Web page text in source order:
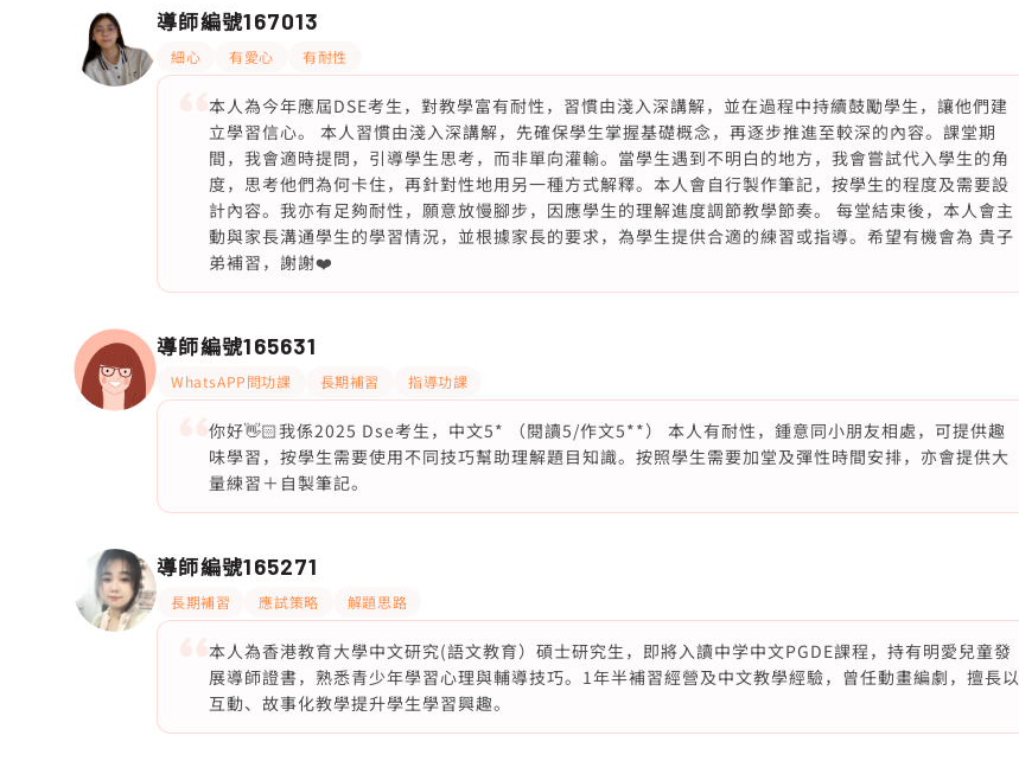
導師編號167013
細心 有愛心 有耐性
本人為今年應屆DSE考生，對教學富有耐性，習慣由淺入深講解，並在過程中持續鼓勵學生，讓他們建
立學習信心。 本人習慣由淺入深講解，先確保學生掌握基礎概念，再逐步推進至較深的內容。課堂期
間，我會適時提問，引導學生思考，而非單向灌輸。當學生遇到不明白的地方，我會嘗試代入學生的角
度，思考他們為何卡住，再針對性地用另一種方式解釋。本人會自行製作筆記，按學生的程度及需要設
計內容。我亦有足夠耐性，願意放慢腳步，因應學生的理解進度調節教學節奏。 每堂結束後，本人會主
動與家長溝通學生的學習情況，並根據家長的要求，為學生提供合適的練習或指導。希望有機會為 貴子
弟補習，謝謝❤️
導師編號165631
WhatsAPP問功課 長期補習 指導功課
你好👋🏻我係2025 Dse考生，中文5* （閱讀5/作文5**） 本人有耐性，鍾意同小朋友相處，可提供趣
味學習，按學生需要使用不同技巧幫助理解題目知識。按照學生需要加堂及彈性時間安排，亦會提供大
量練習＋自製筆記。
導師編號165271
長期補習 應試策略 解題思路
本人為香港教育大學中文研究(語文教育）碩士研究生，即將入讀中学中文PGDE課程，持有明愛兒童發
展導師證書，熟悉青少年學習心理與輔導技巧。1年半補習經營及中文教學經驗，曾任動畫編劇，擅長以
互動、故事化教學提升學生學習興趣。